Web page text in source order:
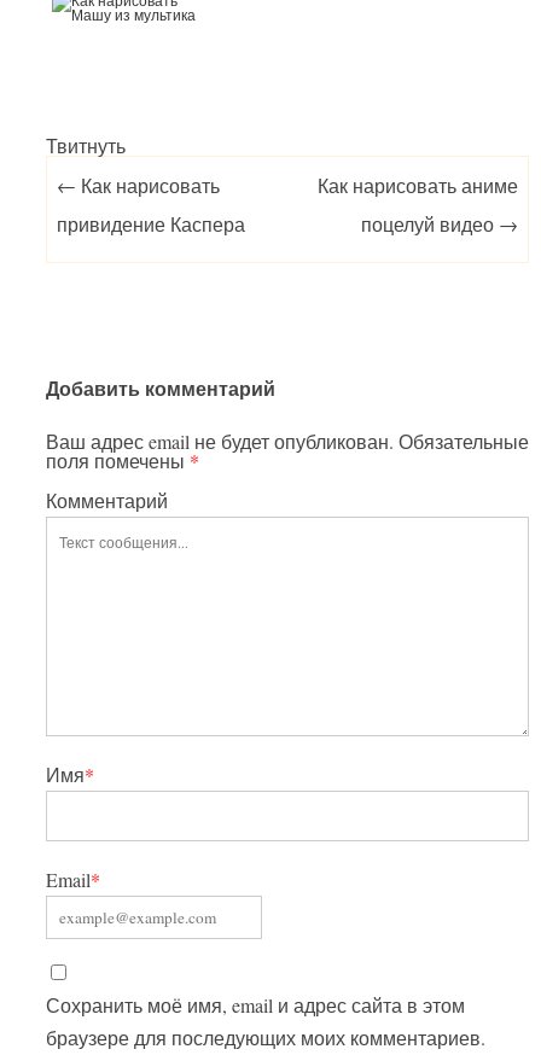
Твитнуть
Post navigation
← Как нарисовать
привидение Каспера
Как нарисовать аниме
поцелуй видео →
Добавить комментарий
Ваш адрес email не будет опубликован. Обязательные
поля помечены *
Комментарий
Имя*
Email*
Сохранить моё имя, email и адрес сайта в этом
браузере для последующих моих комментариев.